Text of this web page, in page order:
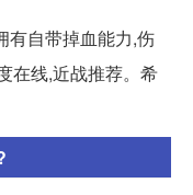
有自带掉血能力,伤
在线,近战推荐。希